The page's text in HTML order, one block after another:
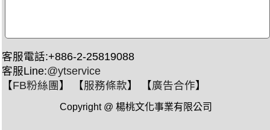
客服電話:+886-2-25819088
客服Line:@ytservice
【FB粉絲團 】 【服務條款】 【廣告合作】
Copyright @ 楊桃文化事業有限公司